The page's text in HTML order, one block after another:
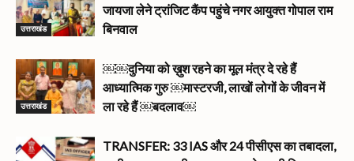
उत्तराखंड
जायजा लेने ट्रांजिट कैंप पहुंचे नगर आयुक्त गोपाल राम
बिनवाल
उत्तराखंड
￼￼दुनिया को ख़ुश रहने का मूल मंत्र दे रहे हैं
आध्यात्मिक गुरु ￼मास्टरजी, लाखों लोगों के जीवन में
ला रहे हैं ￼बदलाव￼
TRANSFER: 33 IAS और 24 पीसीएस का तबादला,